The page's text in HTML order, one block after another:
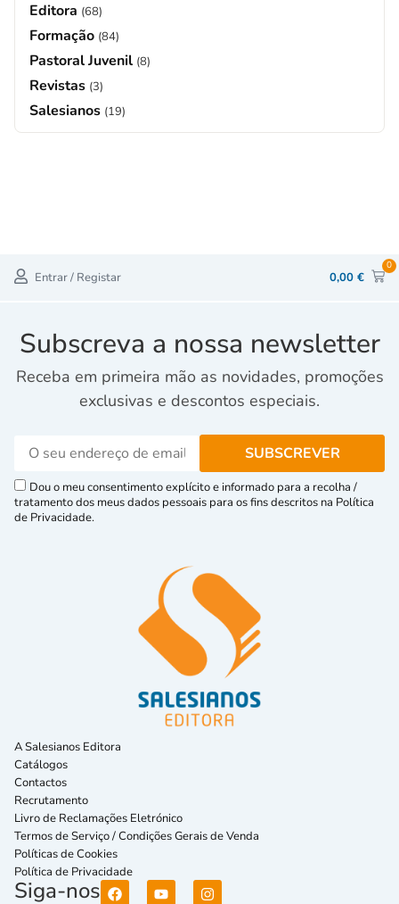
Editora (68)
Formação (84)
Pastoral Juvenil (8)
Revistas (3)
Salesianos (19)
Entrar / Registar 0,00 €
0
Subscreva a nossa newsletter
Receba em primeira mão as novidades, promoções
exclusivas e descontos especiais.
Dou o meu consentimento explícito e informado para a recolha /
tratamento dos meus dados pessoais para os fins descritos na Política
de Privacidade.
A Salesianos Editora
Catálogos
Contactos
Recrutamento
Livro de Reclamações Eletrónico
Termos de Serviço / Condições Gerais de Venda
Políticas de Cookies
Política de Privacidade
Siga-nos